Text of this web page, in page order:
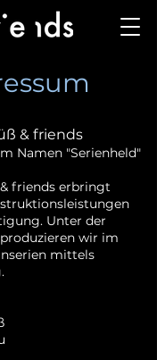
& friends
Namen "Serienheld"
friends erbringt
Unter der
wir im
mittels